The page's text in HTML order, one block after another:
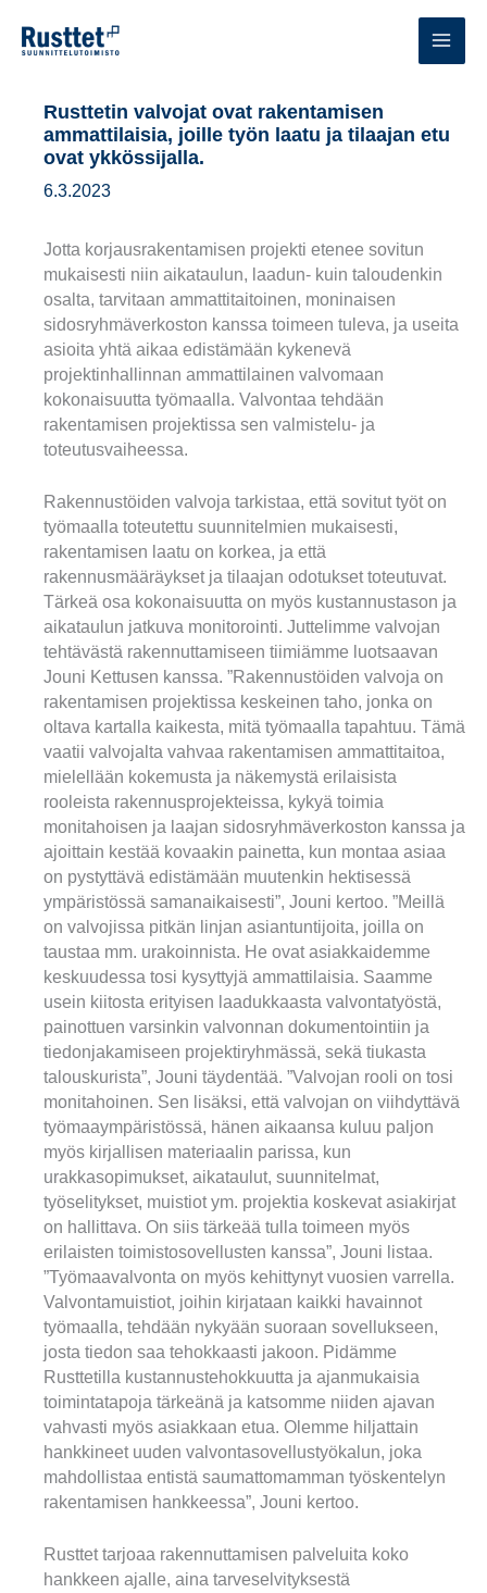
sisältöön
Rusttetin valvojat ovat rakentamisen
ammattilaisia, joille työn laatu ja tilaajan etu
ovat ykkössijalla.
6.3.2023
Jotta korjausrakentamisen projekti etenee sovitun
mukaisesti niin aikataulun, laadun- kuin taloudenkin
osalta, tarvitaan ammattitaitoinen, moninaisen
sidosryhmäverkoston kanssa toimeen tuleva, ja useita
asioita yhtä aikaa edistämään kykenevä
projektinhallinnan ammattilainen valvomaan
kokonaisuutta työmaalla. Valvontaa tehdään
rakentamisen projektissa sen valmistelu- ja
toteutusvaiheessa.
Rakennustöiden valvoja tarkistaa, että sovitut työt on
työmaalla toteutettu suunnitelmien mukaisesti,
rakentamisen laatu on korkea, ja että
rakennusmääräykset ja tilaajan odotukset toteutuvat.
Tärkeä osa kokonaisuutta on myös kustannustason ja
aikataulun jatkuva monitorointi. Juttelimme valvojan
tehtävästä rakennuttamiseen tiimiämme luotsaavan
Jouni Kettusen kanssa. ”Rakennustöiden valvoja on
rakentamisen projektissa keskeinen taho, jonka on
oltava kartalla kaikesta, mitä työmaalla tapahtuu. Tämä
vaatii valvojalta vahvaa rakentamisen ammattitaitoa,
mielellään kokemusta ja näkemystä erilaisista
rooleista rakennusprojekteissa, kykyä toimia
monitahoisen ja laajan sidosryhmäverkoston kanssa ja
ajoittain kestää kovaakin painetta, kun montaa asiaa
on pystyttävä edistämään muutenkin hektisessä
ympäristössä samanaikaisesti”, Jouni kertoo. ”Meillä
on valvojissa pitkän linjan asiantuntijoita, joilla on
taustaa mm. urakoinnista. He ovat asiakkaidemme
keskuudessa tosi kysyttyjä ammattilaisia. Saamme
usein kiitosta erityisen laadukkaasta valvontatyöstä,
painottuen varsinkin valvonnan dokumentointiin ja
tiedonjakamiseen projektiryhmässä, sekä tiukasta
talouskurista”, Jouni täydentää. ”Valvojan rooli on tosi
monitahoinen. Sen lisäksi, että valvojan on viihdyttävä
työmaaympäristössä, hänen aikaansa kuluu paljon
myös kirjallisen materiaalin parissa, kun
urakkasopimukset, aikataulut, suunnitelmat,
työselitykset, muistiot ym. projektia koskevat asiakirjat
on hallittava. On siis tärkeää tulla toimeen myös
erilaisten toimistosovellusten kanssa”, Jouni listaa.
”Työmaavalvonta on myös kehittynyt vuosien varrella.
Valvontamuistiot, joihin kirjataan kaikki havainnot
työmaalla, tehdään nykyään suoraan sovellukseen,
josta tiedon saa tehokkaasti jakoon. Pidämme
Rusttetilla kustannustehokkuutta ja ajanmukaisia
toimintatapoja tärkeänä ja katsomme niiden ajavan
vahvasti myös asiakkaan etua. Olemme hiljattain
hankkineet uuden valvontasovellustyökalun, joka
mahdollistaa entistä saumattomamman työskentelyn
rakentamisen hankkeessa”, Jouni kertoo.
Rusttet tarjoaa rakennuttamisen palveluita koko
hankkeen ajalle, aina tarveselvityksestä